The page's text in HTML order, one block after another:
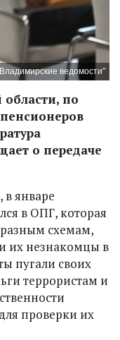
ведомости"
по
о передаче
январе
в ОПГ, которая
схемам,
их незнакомцы в
пугали своих
террористам и
проверки их